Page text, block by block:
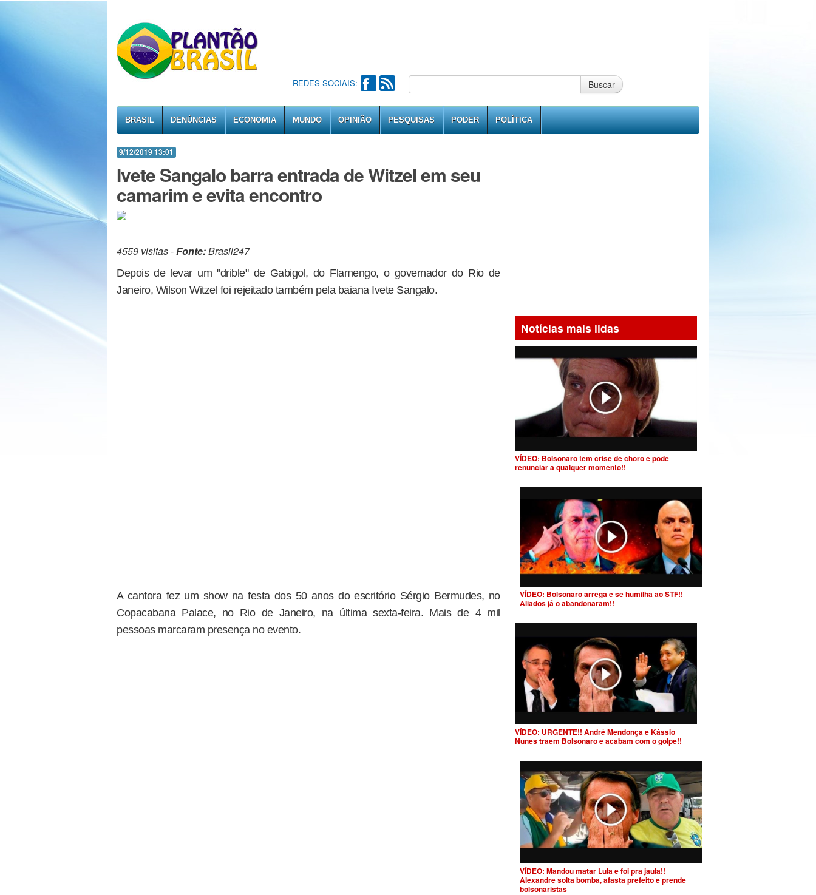
REDES SOCIAIS: Buscar
BRASIL DENÚNCIAS ECONOMIA MUNDO OPINIÃO PESQUISAS PODER POLÍTICA
9/12/2019 13:01
Ivete Sangalo barra entrada de Witzel em seu
camarim e evita encontro
4559 visitas -Fonte:Brasil247
Depois de levar um "drible" de Gabigol, do Flamengo, o governador do Rio de
Janeiro, Wilson Witzel foi rejeitado também pela baiana Ivete Sangalo.
A cantora fez um show na festa dos 50 anos do escritório Sérgio Bermudes, no
Copacabana Palace, no Rio de Janeiro, na última sexta-feira. Mais de 4 mil
pessoas marcaram presença no evento.
Notícias mais lidas
VÍDEO: Bolsonaro tem crise de choro e pode
renunciar a qualquer momento!!
VÍDEO: Bolsonaro arrega e se humilha ao STF!!
Aliados já o abandonaram!!
VÍDEO: URGENTE!! André Mendonça e Kássio
Nunes traem Bolsonaro e acabam com o golpe!!
VÍDEO: Mandou matar Lula e foi pra jaula!!
Alexandre solta bomba, afasta prefeito e prende
bolsonaristas